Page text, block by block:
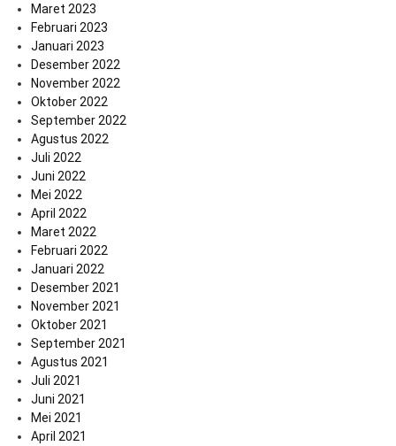
Maret 2023
Februari 2023
Januari 2023
Desember 2022
November 2022
Oktober 2022
September 2022
Agustus 2022
Juli 2022
Juni 2022
Mei 2022
April 2022
Maret 2022
Februari 2022
Januari 2022
Desember 2021
November 2021
Oktober 2021
September 2021
Agustus 2021
Juli 2021
Juni 2021
Mei 2021
April 2021